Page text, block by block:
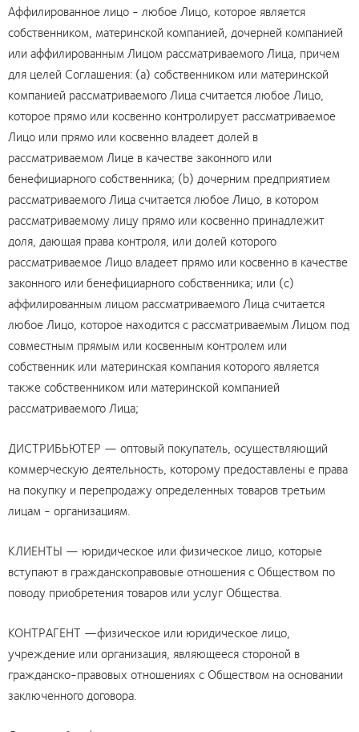
Аффилированное лицо - любое Лицо, которое является
собственником, материнской компанией, дочерней компанией
или аффилированным Лицом рассматриваемого Лица, причем
для целей Соглашения: (a) собственником или материнской
компанией рассматриваемого Лица считается любое Лицо,
которое прямо или косвенно контролирует рассматриваемое
Лицо или прямо или косвенно владеет долей в
рассматриваемом Лице в качестве законного или
бенефициарного собственника; (b) дочерним предприятием
рассматриваемого Лица считается любое Лицо, в котором
рассматриваемому лицу прямо или косвенно принадлежит
доля, дающая права контроля, или долей которого
рассматриваемое Лицо владеет прямо или косвенно в качестве
законного или бенефициарного собственника; или (c)
аффилированным лицом рассматриваемого Лица считается
любое Лицо, которое находится с рассматриваемым Лицом под
совместным прямым или косвенным контролем или
собственник или материнская компания которого является
также собственником или материнской компанией
рассматриваемого Лица;
ДИСТРИБЬЮТЕР — оптовый покупатель, осуществляющий
коммерческую деятельность, которому предоставлены е права
на покупку и перепродажу определенных товаров третьим
лицам - организациям.
КЛИЕНТЫ — юридическое или физическое лицо, которые
вступают в гражданскоправовые отношения с Обществом по
поводу приобретения товаров или услуг Общества.
КОНТРАГЕНТ —физическое или юридическое лицо,
учреждение или организация, являющееся стороной в
гражданско-правовых отношениях с Обществом на основании
заключенного договора.